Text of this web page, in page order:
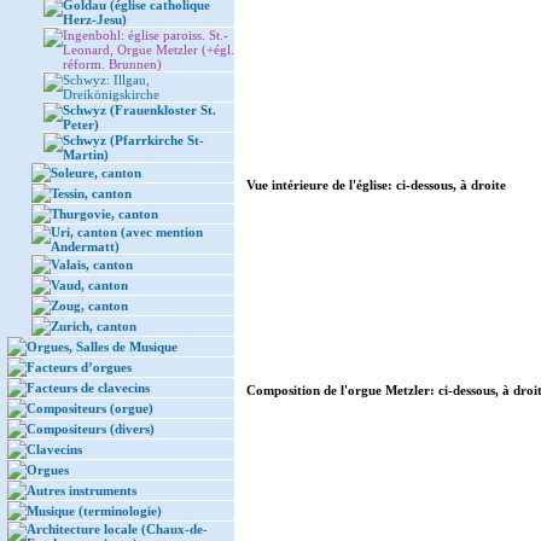
Goldau (église catholique
Herz-Jesu)
Ingenbohl: église paroiss. St.-
Leonard, Orgue Metzler (+égl.
réform. Brunnen)
Schwyz: Illgau,
Dreikönigskirche
Schwyz (Frauenkloster St.
Peter)
Schwyz (Pfarrkirche St-
Martin)
Soleure, canton
Tessin, canton
Thurgovie, canton
Uri, canton (avec mention
Andermatt)
Valais, canton
Vaud, canton
Zoug, canton
Zurich, canton
Orgues, Salles de Musique
Facteurs d’orgues
Facteurs de clavecins
Compositeurs (orgue)
Compositeurs (divers)
Clavecins
Orgues
Autres instruments
Musique (terminologie)
Architecture locale (Chaux-de-
Vue intérieure de l'église: ci-dessous, à droite
Composition de l'orgue Metzler: ci-dessous, à